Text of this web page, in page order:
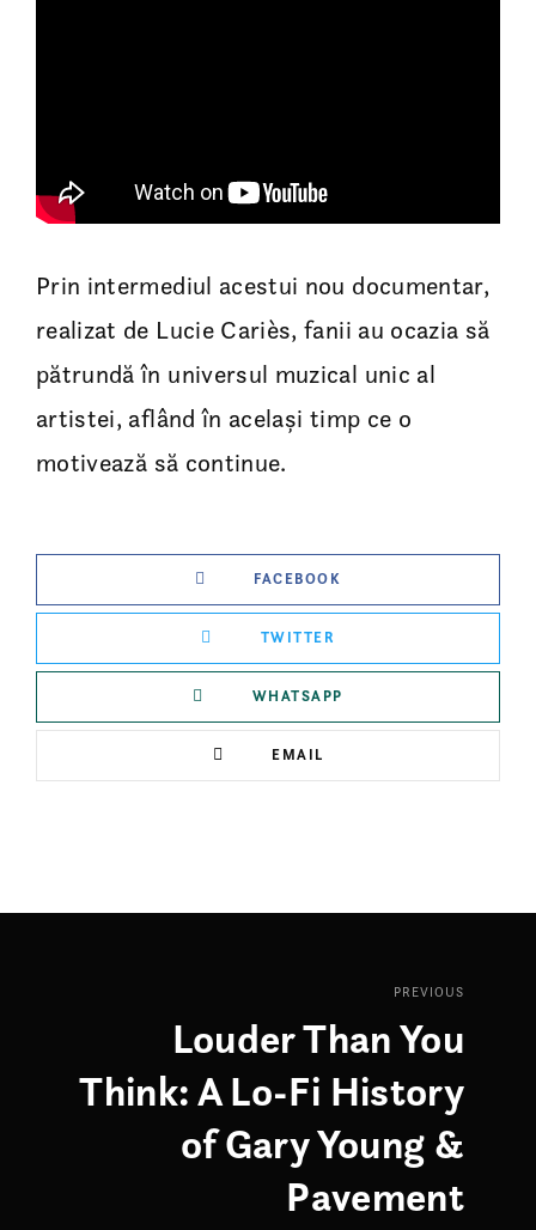
Prin intermediul acestui nou documentar,
realizat de Lucie Cariès, fanii au ocazia să
pătrundă în universul muzical unic al
artistei, aflând în același timp ce o
motivează să continue.
FACEBOOK
TWITTER
WHATSAPP
EMAIL
PREVIOUS
Louder Than You
Think: A Lo-Fi History
of Gary Young &
Pavement